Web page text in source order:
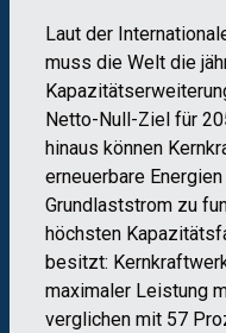
Laut der
muss die Welt die
Netto-Null-Ziel für
hinaus können
erneuerbare
Grundlaststrom zu
höchsten
besitzt:
maximaler Leistung
verglichen mit 57